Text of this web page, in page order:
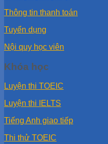
Thông tin thanh toán
Tuyển dụng
Nội quy học viên
Khóa học
Luyện thi TOEIC
Luyện thi IELTS
Tiếng Anh giao tiếp
Thi thử TOEIC